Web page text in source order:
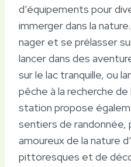
d’équipements pour
immerger dans la
nager et se prélasser
lancer dans des
sur le lac tranquille, ou
pêche à la recherche
station propose
sentiers de
amoureux de la nature
pittoresques et de